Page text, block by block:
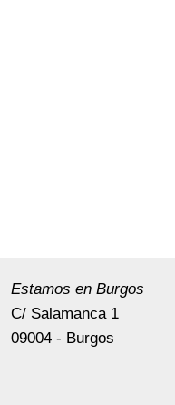
Estamos en Burgos
C/ Salamanca 1
09004 - Burgos